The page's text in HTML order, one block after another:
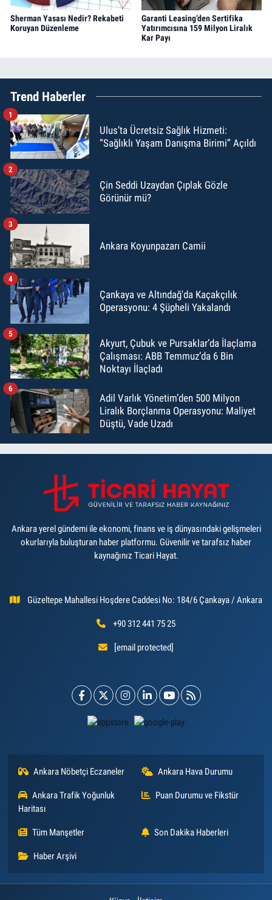
Sherman Yasası Nedir? Rekabeti
Koruyan Düzenleme
Garanti Leasing’den Sertifika
Yatırımcısına 159 Milyon Liralık
Kar Payı
Trend Haberler
Ulus’ta Ücretsiz Sağlık Hizmeti:
“Sağlıklı Yaşam Danışma Birimi” Açıldı
1
Çin Seddi Uzaydan Çıplak Gözle
Görünür mü?
2
Ankara Koyunpazarı Camii
3
Çankaya ve Altındağ'da Kaçakçılık
Operasyonu: 4 Şüpheli Yakalandı
4
Akyurt, Çubuk ve Pursaklar’da İlaçlama
Çalışması: ABB Temmuz’da 6 Bin
Noktayı İlaçladı
5
Adil Varlık Yönetim’den 500 Milyon
Liralık Borçlanma Operasyonu: Maliyet
Düştü, Vade Uzadı
6
Ankara yerel gündemi ile ekonomi, finans ve iş dünyasındaki gelişmeleri
okurlarıyla buluşturan haber platformu. Güvenilir ve tarafsız haber
kaynağınız Ticari Hayat.
Güzeltepe Mahallesi Hoşdere Caddesi No: 184/6 Çankaya / Ankara
+90 312 441 75 25
[email protected]
Ankara Nöbetçi Eczaneler Ankara Hava Durumu
Ankara Trafik Yoğunluk
Haritası
Puan Durumu ve Fikstür
Tüm Manşetler Son Dakika Haberleri
Haber Arşivi